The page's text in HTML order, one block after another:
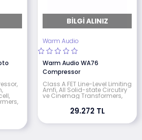
BILGI ALINIZ
Warm Audio
Warm Audio WA76
Compressor
Class A FET Line-Level Limiting
Amfi, All Solid-state Circutiry
ve Cinemag Transformers,
29.272 TL